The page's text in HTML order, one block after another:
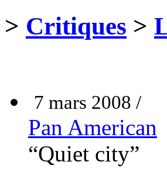
> Critiques >
7 mars 2008 /
Pan American
“Quiet city”